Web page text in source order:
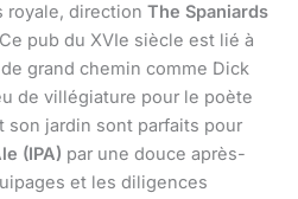
royale, direction The Spaniards
pub du XVIe siècle est lié à
grand chemin comme Dick
de villégiature pour le poète
son jardin sont parfaits pour
(IPA) par une douce après-
et les diligences